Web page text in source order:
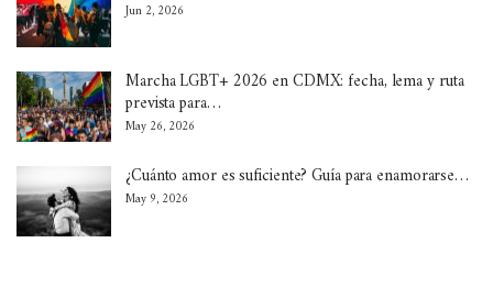
Jun 2, 2026
Marcha LGBT+ 2026 en CDMX: fecha, lema y ruta
prevista para…
May 26, 2026
¿Cuánto amor es suficiente? Guía para enamorarse…
May 9, 2026